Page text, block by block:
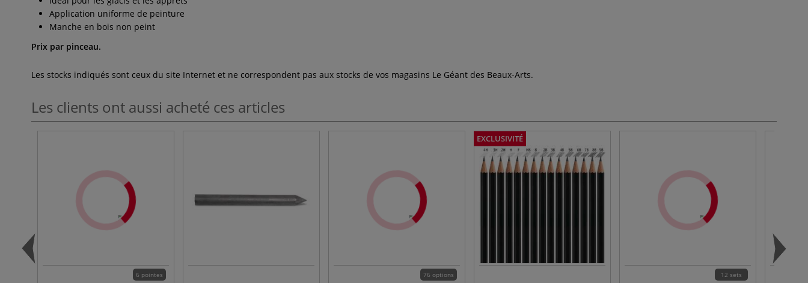
Application uniforme de peinture
Manche en bois non peint
Prix par pinceau.
Les stocks indiqués sont ceux du site Internet et ne correspondent pas aux stocks de vos magasins Le Géant des Beaux-Arts.
Les clients ont aussi acheté ces articles
6 pointes 76 options
EXCLUSIVITÉ
12 sets